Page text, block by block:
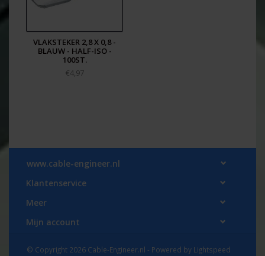
VLAKSTEKER 2,8 X 0,8 -
BLAUW - HALF-ISO -
100ST.
€4,97
www.cable-engineer.nl
Klantenservice
Meer
Mijn account
© Copyright 2026 Cable-Engineer.nl - Powered by Lightspeed